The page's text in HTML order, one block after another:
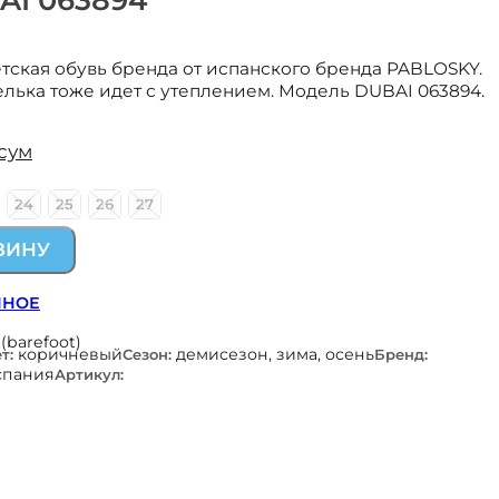
обувь бренда от испанского бренда PABLOSKY.
тоже идет с утеплением. Модель DUBAI 063894.
24 25 26 27
коричневыйСезон: демисезон, зима, осеньБренд:
Артикул: